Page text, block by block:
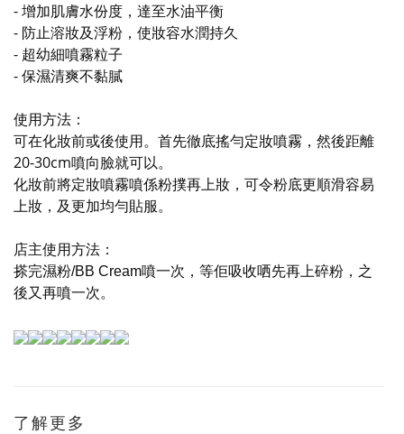
- 增加肌膚水份度，達至水油平衡
- 防止溶妝及浮粉， 使妝容水潤持久
- 超幼細噴霧粒子
- 保濕清爽不黏膩
使用方法：
可在化妝前或後使用。首先徹底搖勻定妝噴霧，然後距離
20-30cm噴向臉就可以。
化妝前將定妝噴霧噴係粉撲再上妝，可令粉底更順滑容易
上妝，及更加均勻貼服。
店主使用方法：
搽完濕粉/BB Cream噴一次，等佢吸收哂先再上碎粉，之
後又再噴一次。
了解更多